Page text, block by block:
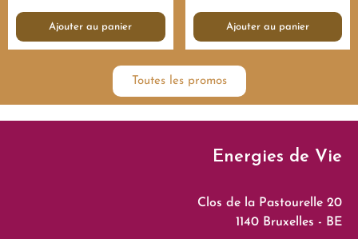
Ajouter au panier Ajouter au panier
Toutes les promos
Energies de Vie
Clos de la Pastourelle 20
1140 Bruxelles - BE